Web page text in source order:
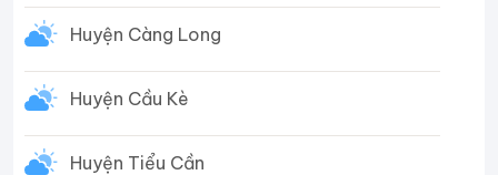
Huyện Càng Long
Huyện Cầu Kè
Huyện Tiểu Cần